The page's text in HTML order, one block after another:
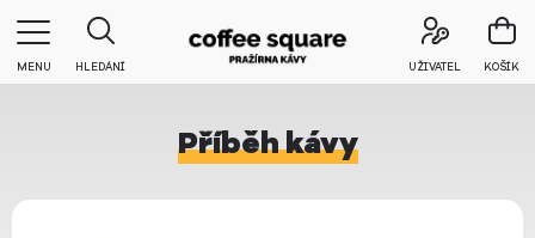
MENU HLEDÁNÍ UŽIVATEL KOŠÍK
Příběh kávy